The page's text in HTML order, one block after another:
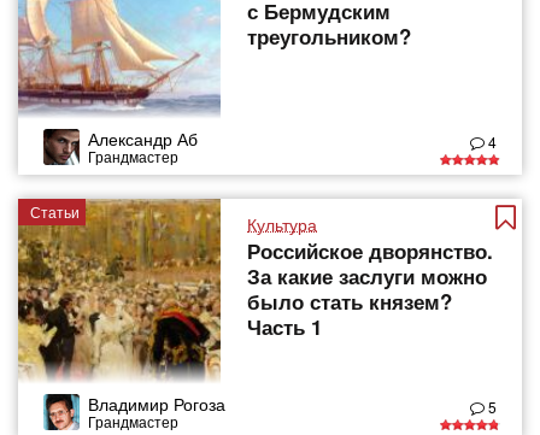
с Бермудским
треугольником?
Александр Аб
Грандмастер
4
Статьи
Культура
Российское дворянство.
За какие заслуги можно
было стать князем?
Часть 1
Владимир Рогоза
Грандмастер
5